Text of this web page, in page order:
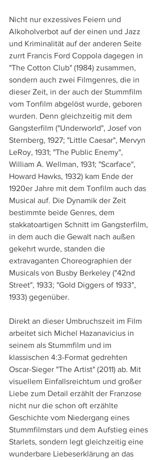
Nicht nur exzessives Feiern und
Alkoholverbot auf der einen und Jazz
und Kriminalität auf der anderen Seite
zurrt Francis Ford Coppola dagegen in
"The Cotton Club" (1984) zusammen,
sondern auch zwei Filmgenres, die in
dieser Zeit, in der auch der Stummfilm
vom Tonfilm abgelöst wurde, geboren
wurden. Denn gleichzeitig mit dem
Gangsterfilm ("Underworld", Josef von
Sternberg, 1927; "Little Caesar", Mervyn
LeRoy, 1931; "The Public Enemy",
William A. Wellman, 1931; "Scarface",
Howard Hawks, 1932) kam Ende der
1920er Jahre mit dem Tonfilm auch das
Musical auf. Die Dynamik der Zeit
bestimmte beide Genres, dem
stakkatoartigen Schnitt im Gangsterfilm,
in dem auch die Gewalt nach außen
gekehrt wurde, standen die
extravaganten Choreographien der
Musicals von Busby Berkeley ("42nd
Street", 1933; "Gold Diggers of 1933",
1933) gegenüber.
Direkt an dieser Umbruchszeit im Film
arbeitet sich Michel Hazanavicius in
seinem als Stummfilm und im
klassischen 4:3-Format gedrehten
Oscar-Sieger "The Artist" (2011) ab. Mit
visuellem Einfallsreichtum und großer
Liebe zum Detail erzählt der Franzose
nicht nur die schon oft erzählte
Geschichte vom Niedergang eines
Stummfilmstars und dem Aufstieg eines
Starlets, sondern legt gleichzeitig eine
wunderbare Liebeserklärung an das